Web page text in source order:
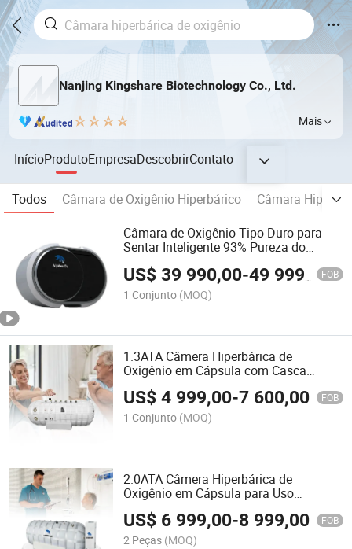
Nanjing Kingshare Biotechnology Co., Ltd.
Mais
InícioProdutoEmpresaDescobrirContato
Todos Câmara de Oxigênio Hiperbárico
Câmara
Câmara de Oxigênio Tipo Duro para
Sentar Inteligente 93% Pureza do
Pessoa
US$39 990,00-49 999,00 FOB
1 Conjunto (MOQ)
1.3ATA Câmera Hiperbárica de
Oxigênio em Cápsula com Casca
Macia
US$4 999,00-7 600,00 FOB
1 Conjunto (MOQ)
2.0ATA Câmera Hiperbárica de
Oxigênio em Cápsula para Uso
Humano
US$ 6 999,00-8 999,00 FOB
2 Peças (MOQ)